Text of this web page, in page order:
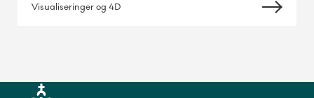
Visualiseringer og 4D